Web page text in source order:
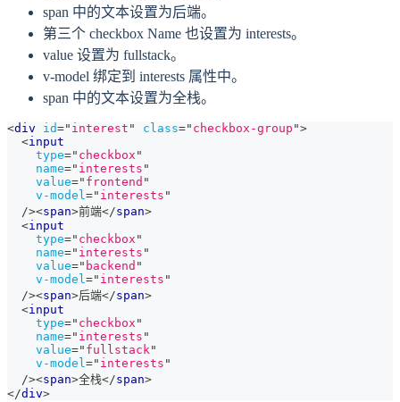
span 中的文本设置为后端。
第三个 checkbox Name 也设置为 interests。
value 设置为 fullstack。
v-model 绑定到 interests 属性中。
span 中的文本设置为全栈。
<div id=" interest " class=" checkbox-group ">
<input
type=" checkbox "
name=" interests "
value=" frontend "
v-model=" interests "
/><span>前端</span>
<input
type=" checkbox "
name=" interests "
value=" backend "
v-model=" interests "
/><span>后端</span>
<input
type=" checkbox "
name=" interests "
value=" fullstack"
v-model=" interests "
/><span>全栈</span>
</div>